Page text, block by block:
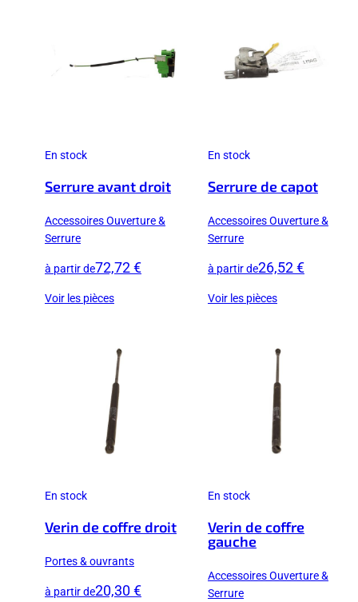
En stock
Serrure avant droit
Accessoires Ouverture &
Serrure
à partir de72,72 €
Voir les pièces
En stock
Serrure de capot
Accessoires Ouverture &
Serrure
à partir de26,52 €
Voir les pièces
En stock
Verin de coffre droit
Portes & ouvrants
à partir de20,30 €
En stock
Verin de coffre
gauche
Accessoires Ouverture &
Serrure